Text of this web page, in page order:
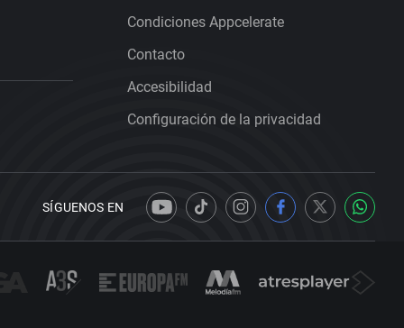
Condiciones Appcelerate
Contacto
Accesibilidad
Configuración de la privacidad
SÍGUENOS EN